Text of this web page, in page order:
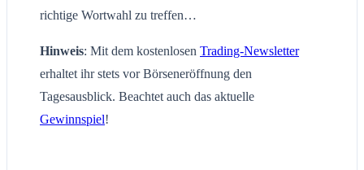
richtige Wortwahl zu treffen…
Hinweis: Mit dem kostenlosen Trading-Newsletter
erhaltet ihr stets vor Börseneröffnung den
Tagesausblick. Beachtet auch das aktuelle
Gewinnspiel!